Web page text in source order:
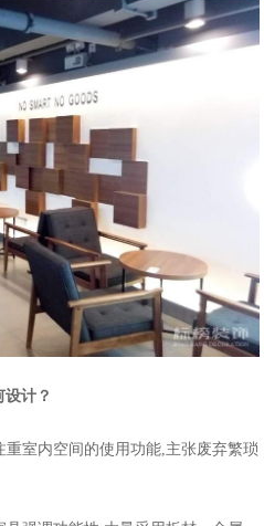
计？
室内空间的使用功能,主张废弃繁琐